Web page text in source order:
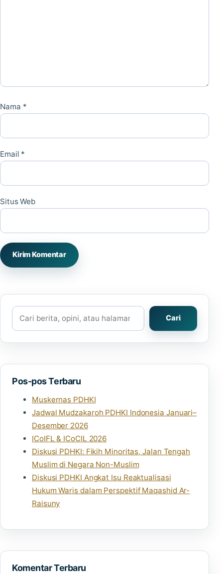
Nama *
Email *
Situs Web
Cari
Cari
Pos-pos Terbaru
Muskernas PDHKI
Jadwal Mudzakaroh PDHKI Indonesia Januari–
Desember 2026
ICoIFL & ICoCIL 2026
Diskusi PDHKI: Fikih Minoritas, Jalan Tengah
Muslim di Negara Non-Muslim
Diskusi PDHKI Angkat Isu Reaktualisasi
Hukum Waris dalam Perspektif Maqashid Ar-
Raisuny
Komentar Terbaru